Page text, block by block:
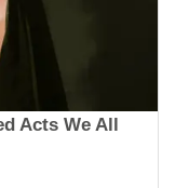
Acts We All